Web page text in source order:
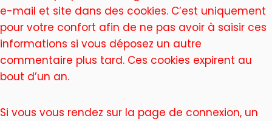
e-mail et site dans des cookies. C’est uniquement
pour votre confort afin de ne pas avoir à saisir ces
informations si vous déposez un autre
commentaire plus tard. Ces cookies expirent au
bout d’un an.
Si vous vous rendez sur la page de connexion, un